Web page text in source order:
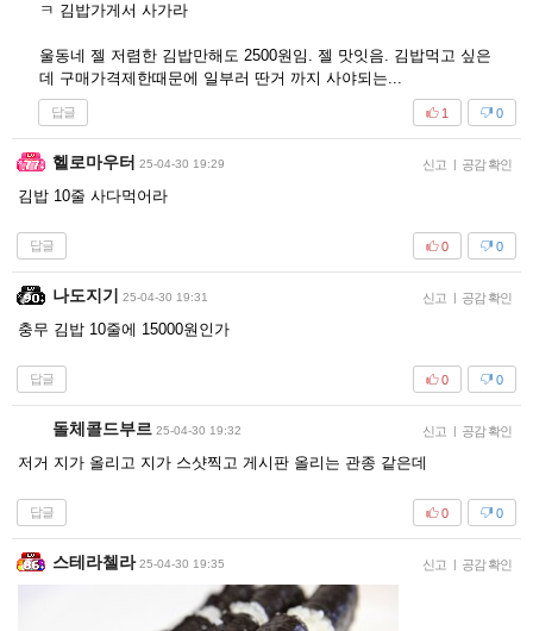
ㅋ 김밥가게서 사가라
울동네 젤 저렴한 김밥만해도 2500원임. 젤 맛잇음. 김밥먹고 싶은
데 구매가격제한때문에 일부러 딴거 까지 사야되는...
답글 0
1
헬로마우터 25-04-30 19:29 신고 공감 확인
김밥 10줄 사다먹어라
답글 0
0
나도지기 25-04-30 19:31 신고 공감 확인
충무 김밥 10줄에 15000원인가
답글 0
0
돌체콜드부르 25-04-30 19:32 신고 공감 확인
저거 지가 올리고 지가 스샷찍고 게시판 올리는 관종 같은데
답글 0
0
스테라첼라 25-04-30 19:35 신고 공감 확인